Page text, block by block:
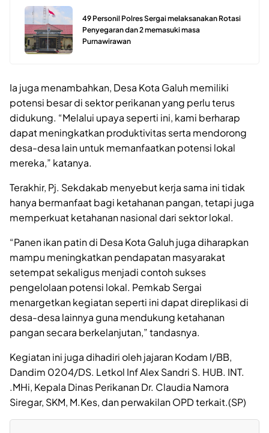
49 Personil Polres Sergai melaksanakan Rotasi
Penyegaran dan 2 memasuki masa
Purnawirawan
Ia juga menambahkan, Desa Kota Galuh memiliki
potensi besar di sektor perikanan yang perlu terus
didukung. “Melalui upaya seperti ini, kami berharap
dapat meningkatkan produktivitas serta mendorong
desa-desa lain untuk memanfaatkan potensi lokal
mereka,” katanya.
Terakhir, Pj. Sekdakab menyebut kerja sama ini tidak
hanya bermanfaat bagi ketahanan pangan, tetapi juga
memperkuat ketahanan nasional dari sektor lokal.
“Panen ikan patin di Desa Kota Galuh juga diharapkan
mampu meningkatkan pendapatan masyarakat
setempat sekaligus menjadi contoh sukses
pengelolaan potensi lokal. Pemkab Sergai
menargetkan kegiatan seperti ini dapat direplikasi di
desa-desa lainnya guna mendukung ketahanan
pangan secara berkelanjutan,” tandasnya.
Kegiatan ini juga dihadiri oleh jajaran Kodam I/BB,
Dandim 0204/DS. Letkol Inf Alex Sandri S. HUB. INT.
.MHi, Kepala Dinas Perikanan Dr. Claudia Namora
Siregar, SKM, M.Kes, dan perwakilan OPD terkait.(SP)